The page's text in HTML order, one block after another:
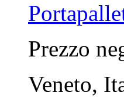
Prezzo
Veneto,